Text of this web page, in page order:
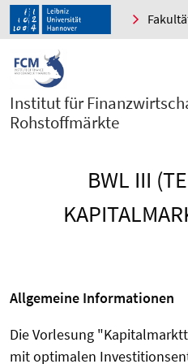
Institut für
Rohstoffmärkte
BWL III
Allgemeine Informationen
Die Vorlesung
mit optimalen